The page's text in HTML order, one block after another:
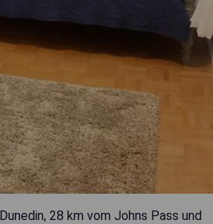
28 km vom Johns Pass und